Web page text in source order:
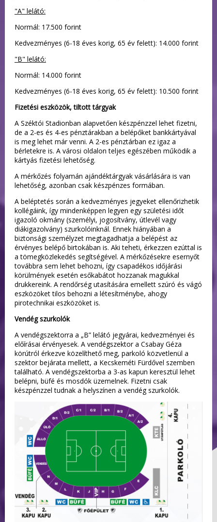
"A" lelátó:
Normál: 17.500 forint
Kedvezményes (6-18 éves korig, 65 év felett): 14.000 forint
"B" lelátó:
Normál: 14.000 forint
Kedvezményes (6-18 éves korig, 65 év felett): 10.500 forint
Fizetési eszközök, tiltott tárgyak
A Széktói Stadionban alapvetően készpénzzel lehet fizetni,
de a 2-es és 4-es pénztárakban a belépőket bankkártyával
is meg lehet már venni. A 2-es pénztárban ez igaz a
bérletekre is. A városi oldalon teljes egészében működik a
kártyás fizetési lehetőség.
A mérkőzés folyamán ajándéktárgyak vásárlására is van
lehetőség, azonban csak készpénzes formában.
A beléptetés során a kedvezményes jegyeket ellenőrizhetik
kollégáink, így mindenképpen legyen egy születési időt
igazoló okmány (személyi, jogosítvány, útlevél vagy
diákigazolvány) szurkolóinknál. Ennek hiányában a
biztonsági személyzet megtagadhatja a belépést az
érvényes belépő birtokában is. Aki teheti, érkezzen ezúttal is
a tömegközlekedés segítségével. A mérkőzésekre esernyőt
továbbra sem lehet behozni, így csapadékos időjárási
körülmények esetén esőkabátot hozzanak magukkal
drukkereink. A rendőrség utasítására emellett szúró és vágó
eszközöket tilos behozni a létesítménybe, ahogy
pirotechnikai eszközöket is.
Vendég szurkolók
A vendégszektorra a „B” lelátó jegyárai, kedvezményei és
előírásai érvényesek. A vendégszektor a Csabay Géza
körútról érkezve közelíthető meg, parkoló közvetlenül a
szektor bejárata mellett, a Kecskeméti Fürdővel szemben
található. A vendégszektorba a 3-as kapun keresztül lehet
belépni, büfé és mosdók üzemelnek. Fizetni csak
készpénzzel tudnak a helyszínen a vendég szurkolók.